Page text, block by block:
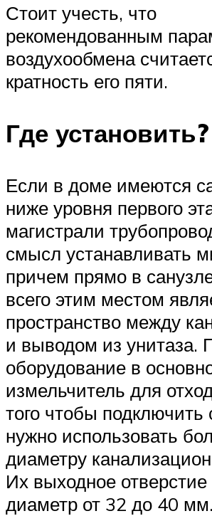
Стоит учесть, что
рекомендованным
воздухообмена
кратность его пяти.
Где установить?
Если в доме имеются
ниже уровня первого
магистрали
смысл устанавливать
причем прямо в
всего этим местом
пространство между
и выводом из унитаза.
оборудование в
измельчитель для
того чтобы
нужно использовать
диаметру
Их выходное
диаметр от 32 до 40 мм.